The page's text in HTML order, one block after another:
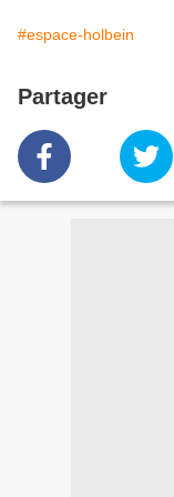
#espace-holbein
Partager